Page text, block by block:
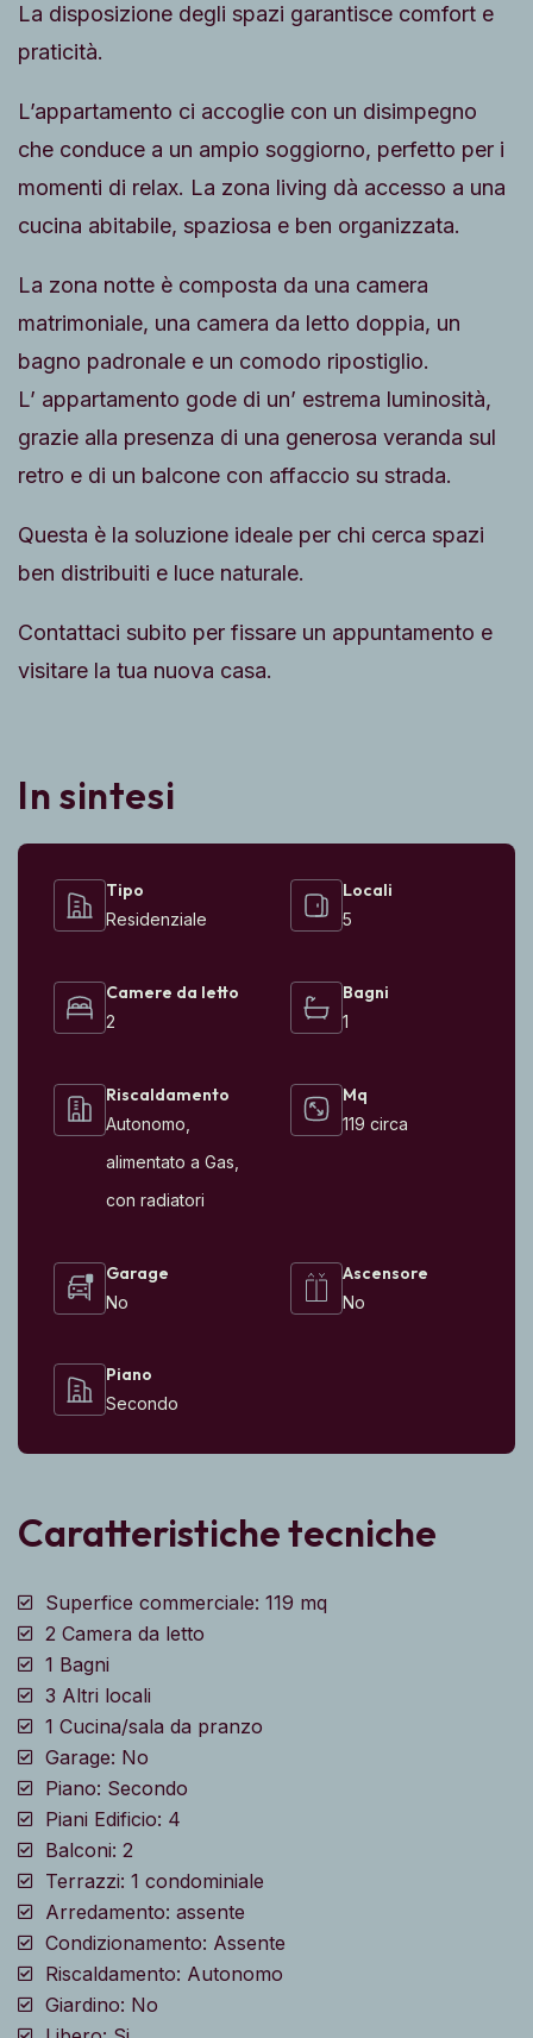
La disposizione degli spazi garantisce comfort e
praticità.
L’appartamento ci accoglie con un disimpegno
che conduce a un ampio soggiorno, perfetto per i
momenti di relax. La zona living dà accesso a una
cucina abitabile, spaziosa e ben organizzata.
La zona notte è composta da una camera
matrimoniale, una camera da letto doppia, un
bagno padronale e un comodo ripostiglio.
L’ appartamento gode di un’ estrema luminosità,
grazie alla presenza di una generosa veranda sul
retro e di un balcone con affaccio su strada.
Questa è la soluzione ideale per chi cerca spazi
ben distribuiti e luce naturale.
Contattaci subito per fissare un appuntamento e
visitare la tua nuova casa.
In sintesi
Tipo
Residenziale
Locali
5
Camere da letto
2
Bagni
1
Riscaldamento
Autonomo,
alimentato a Gas,
con radiatori
Mq
119 circa
Garage
No
Ascensore
No
Piano
Secondo
Caratteristiche tecniche
Superfice commerciale: 119 mq
2 Camera da letto
1 Bagni
3 Altri locali
1 Cucina/sala da pranzo
Garage: No
Piano: Secondo
Piani Edificio: 4
Balconi: 2
Terrazzi: 1 condominiale
Arredamento: assente
Condizionamento: Assente
Riscaldamento: Autonomo
Giardino: No